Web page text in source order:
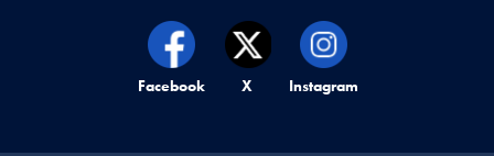
Krisinformation på,
Facebook Krisinformation på,
X Krisinformation på,
Instagram